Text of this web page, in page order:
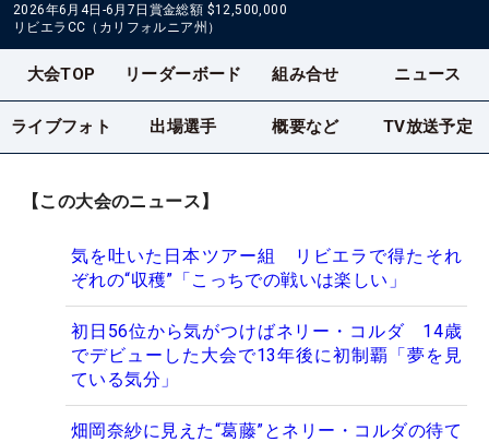
2026年6月4日-6月7日 賞金総額 $12,500,000
リビエラCC（カリフォルニア州）
大会TOP リーダーボード 組み合せ ニュース
ライブフォト 出場選手 概要など TV放送予定
【この大会のニュース】
気を吐いた日本ツアー組 リビエラで得たそれ
ぞれの“収穫”「こっちでの戦いは楽しい」
初日56位から気がつけばネリー・コルダ 14歳
でデビューした大会で13年後に初制覇「夢を見
ている気分」
畑岡奈紗に見えた“葛藤”とネリー・コルダの待て